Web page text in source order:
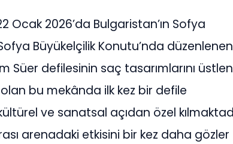
Ocak 2026’da Bulgaristan’ın Sofya
Büyükelçilik Konutu’nda düzenlenen
Süer defilesinin saç tasarımlarını
bu mekânda ilk kez bir defile
ve sanatsal açıdan özel
arenadaki etkisini bir kez daha gözler